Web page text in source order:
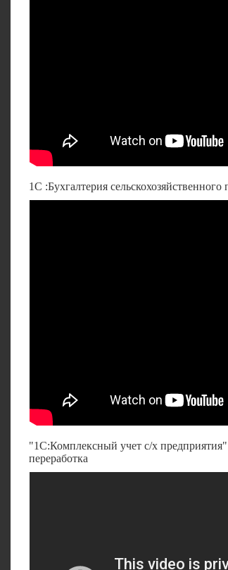
1С :Бухгалтерия сельскохозяйственного
"1С:Комплексный учет с/х
переработка